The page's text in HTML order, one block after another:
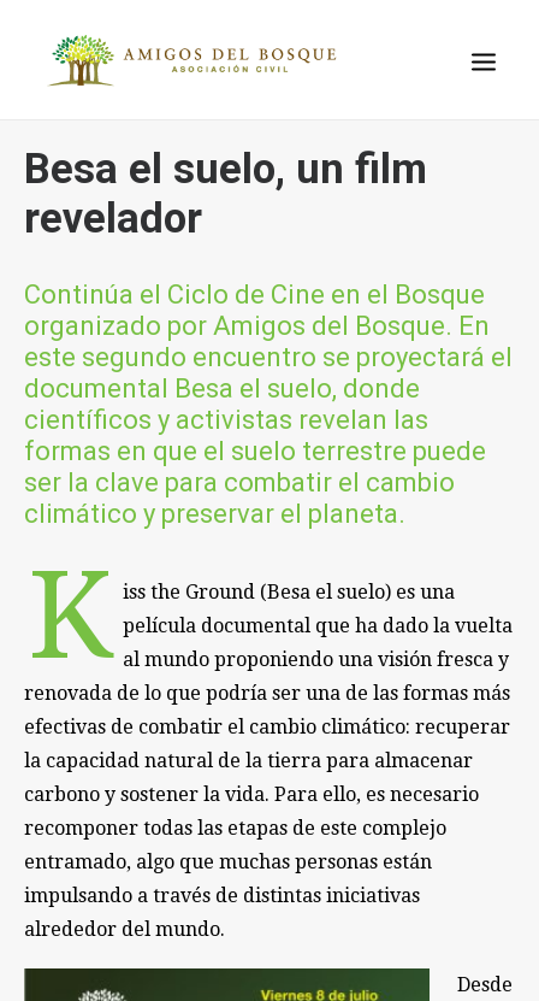
QUIÉNES
EL LUGAR
EL PROBLEMA
AMBIENTAL
PROYECTOS
ACTIVIDADES
CONTACTO
Besa el suelo, un film
revelador
Continúa el Ciclo de Cine en el Bosque
organizado por Amigos del Bosque. En
este segundo encuentro se proyectará el
documental Besa el suelo, donde
científicos y activistas revelan las
formas en que el suelo terrestre puede
ser la clave para combatir el cambio
climático y preservar el planeta.
K iss the Ground (Besa el suelo) es una
película documental que ha dado la vuelta
al mundo proponiendo una visión fresca y
renovada de lo que podría ser una de las formas más
efectivas de combatir el cambio climático: recuperar
la capacidad natural de la tierra para almacenar
carbono y sostener la vida. Para ello, es necesario
recomponer todas las etapas de este complejo
entramado, algo que muchas personas están
impulsando a través de distintas iniciativas
alrededor del mundo.
Desde